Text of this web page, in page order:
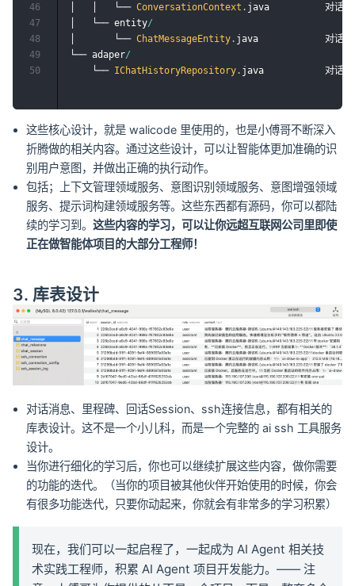
│   │   └── ConversationContext . java          对话上
│   └── entity/
│       └── ChatMessageEntity . java            对话消
└── adaper/
    └──
IChatHistoryRepository .
46
47
48
49
50
这些核心设计，就是 walicode 里使用的，也是小傅哥不断深入
折腾做的相关内容。通过这些设计，可以让智能体更加准确的识
别用户意图，并做出正确的执行动作。
包括；上下文管理领域服务、意图识别领域服务、意图增强领域
服务、提示词构建领域服务等。这些东西都有源码，你可以都陆
续的学习到。这些内容的学习，可以让你远超互联网公司里即使
正在做智能体项目的大部分工程师！
3. 库表设计
对话消息、里程碑、回话Session、ssh连接信息，都有相关的
库表设计。这不是一个小儿科，而是一个完整的 ai ssh 工具服务
设计。
当你进行细化的学习后，你也可以继续扩展这些内容，做你需要
的功能的迭代。（当你的项目被其他伙伴开始使用的时候，你会
有很多功能迭代，只要你动起来，你就会有非常多的学习积累）
现在，我们可以一起启程了，一起成为 AI Agent 相关技
术实践工程师，积累 AI Agent 项目开发能力。—— 注